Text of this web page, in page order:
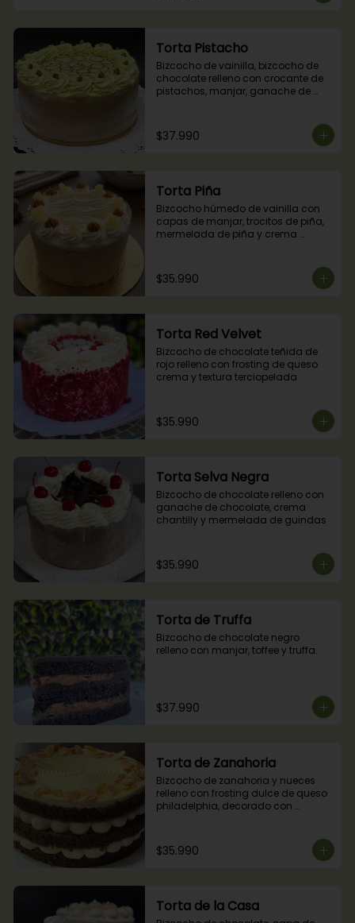
Torta Pistacho
Bizcocho de vainilla, bizcocho de
chocolate relleno con crocante de
pistachos, manjar, ganache de
$37.990
Torta Piña
Bizcocho húmedo de vainilla con
capas de manjar, trocitos de piña,
mermelada de piña y crema
$35.990
Torta Red Velvet
Bizcocho de chocolate teñida de
rojo relleno con frosting de queso
crema y textura terciopelada
$35.990
Torta Selva Negra
Bizcocho de chocolate relleno con
ganache de chocolate, crema
chantilly y mermelada de guindas
$35.990
Torta de Truffa
Bizcocho de chocolate negro
relleno con manjar, toffee y truffa.
$37.990
Torta de Zanahoria
Bizcocho de zanahoria y nueces
relleno con frosting dulce de queso
philadelphia, decorado con
$35.990
Torta de la Casa